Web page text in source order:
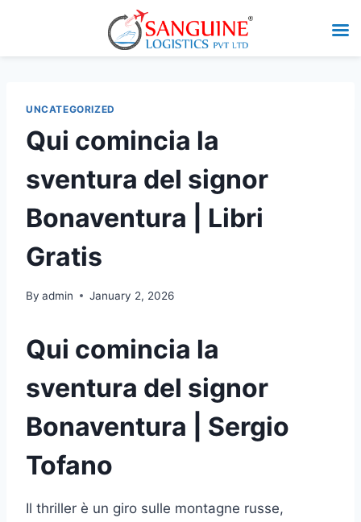
UNCATEGORIZED
Qui comincia la
sventura del signor
Bonaventura | Libri
Gratis
By admin January 2, 2026
Qui comincia la
sventura del signor
Bonaventura | Sergio
Tofano
Il thriller è un giro sulle montagne russe,